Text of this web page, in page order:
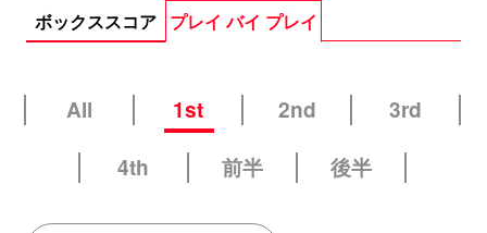
ボックススコア プレイ バイ プレイ
All 1st 2nd
3rd
4th
前半 後半